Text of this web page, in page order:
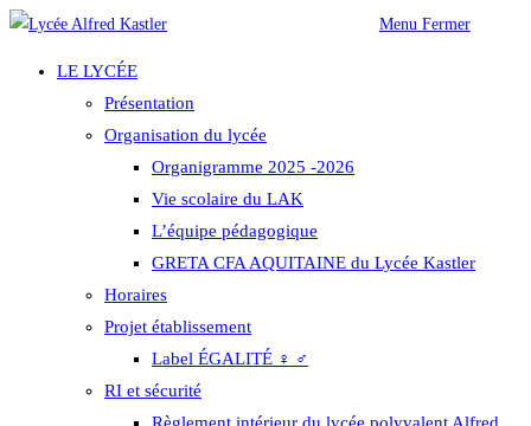
Skip
Menu Fermer
LE LYCÉE
Présentation
Organisation du lycée
Organigramme 2025 -2026
Vie scolaire du LAK
L’équipe pédagogique
GRETA CFA AQUITAINE du Lycée Kastler
Horaires
Projet établissement
Label ÉGALITÉ ♀ ♂
RI et sécurité